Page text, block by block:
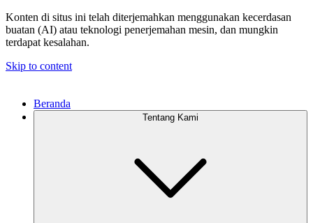
Konten di situs ini telah diterjemahkan menggunakan kecerdasan
buatan (AI) atau teknologi penerjemahan mesin, dan mungkin
terdapat kesalahan.
Skip to content
Beranda
Tentang Kami